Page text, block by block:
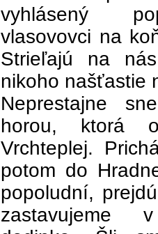
vyhlásený
vlasovovci na
Strieľajú na
nikoho našťastie
Neprestajne
horou, ktorá
Vrchteplej.
potom do
popoludní,
zastavujeme